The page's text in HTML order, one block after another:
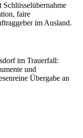
faire
im Ausland.
im Trauerfall:
und
Übergabe an